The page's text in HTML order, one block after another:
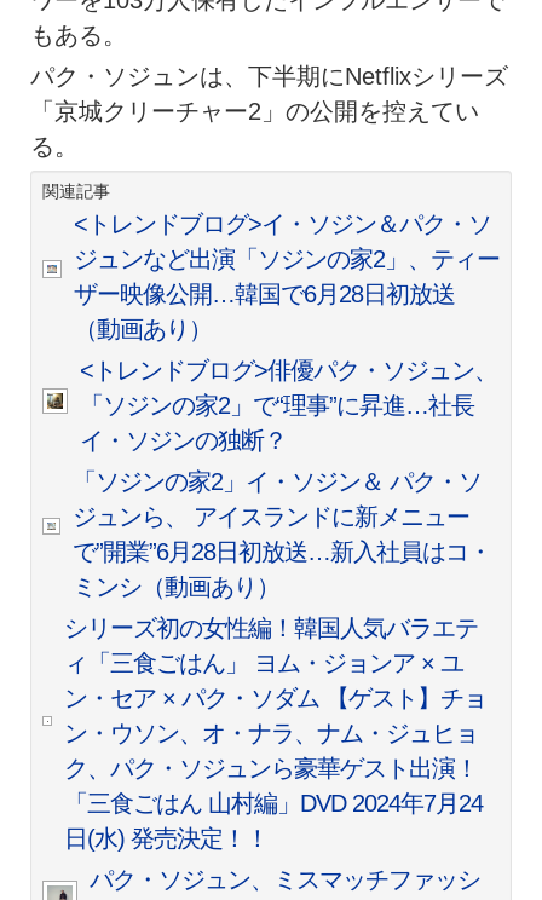
もある。
パク・ソジュンは、下半期にNetflixシリーズ
「京城クリーチャー2」の公開を控えてい
る。
関連記事
<トレンドブログ>イ・ソジン＆パク・ソ
ジュンなど出演「ソジンの家2」、ティー
ザー映像公開…韓国で6月28日初放送
（動画あり）
<トレンドブログ>俳優パク・ソジュン、
「ソジンの家2」で“理事”に昇進…社長
イ・ソジンの独断？
「ソジンの家2」イ・ソジン＆ パク・ソ
ジュンら、 アイスランドに新メニュー
で”開業”6月28日初放送…新入社員はコ・
ミンシ（動画あり）
シリーズ初の女性編！韓国人気バラエテ
ィ「三食ごはん」 ヨム・ジョンア × ユ
ン・セア × パク・ソダム 【ゲスト】チョ
ン・ウソン、オ・ナラ、ナム・ジュヒョ
ク、パク・ソジュンら豪華ゲスト出演！
「三食ごはん 山村編」DVD 2024年7月24
日(水) 発売決定！！
パク・ソジュン、ミスマッチファッシ